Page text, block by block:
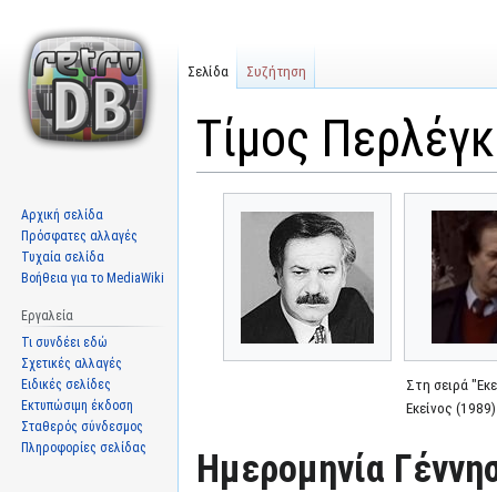
Τίμος
Στη σειρά
Εκείνος (1989)
Ημερομηνία
Σελίδα Συζήτηση
Αρχική σελίδα
Πρόσφατες αλλαγές
Τυχαία σελίδα
Βοήθεια για το MediaWiki
Εργαλεία
Τι συνδέει εδώ
Σχετικές αλλαγές
Ειδικές σελίδες
Εκτυπώσιμη έκδοση
Σταθερός σύνδεσμος
Πληροφορίες σελίδας